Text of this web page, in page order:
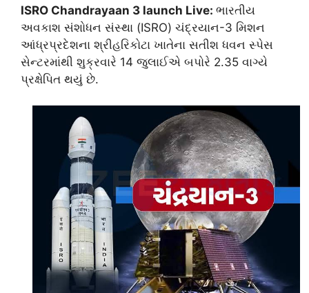
ISRO Chandrayaan 3 launch Live: ભારતીય
અવકાશ સંશોધન સંસ્થા (ISRO) ચંદ્રયાન-3 મિશન
આંધ્રપ્રદેશના શ્રીહરિકોટા ખાતેના સતીશ ધવન સ્પેસ
સેન્ટરમાંથી શુક્રવારે 14 જુલાઈએ બપોરે 2.35 વાગ્યે
પ્રક્ષેપિત થયું છે.